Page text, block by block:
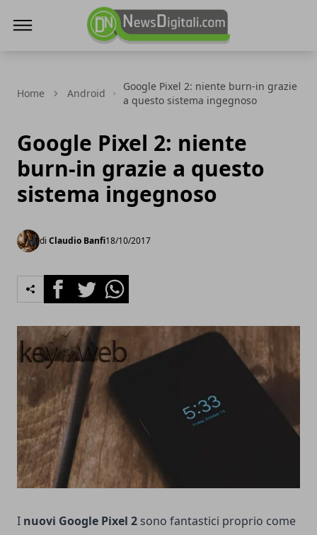
Home Android
Google Pixel 2: niente burn-in grazie
a questo sistema ingegnoso
Google Pixel 2: niente
burn-in grazie a questo
sistema ingegnoso
di Claudio Banfi18/10/2017
FacebookTwitterWhatsapp
I nuovi Google Pixel 2 sono fantastici proprio come